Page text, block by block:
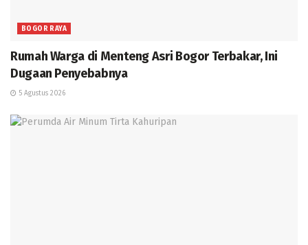
BOGOR RAYA
Rumah Warga di Menteng Asri Bogor Terbakar, Ini
Dugaan Penyebabnya
5 Agustus 2026